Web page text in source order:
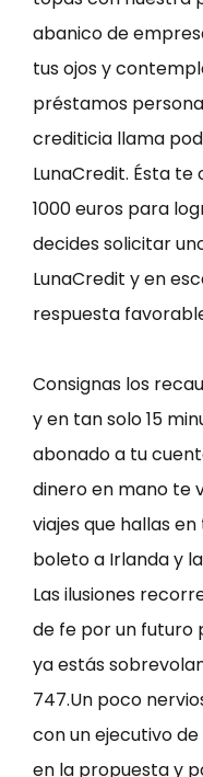
abanico de
tus ojos y
préstamos
crediticia llama
LunaCredit. Ésta
1000 euros para
decides solicitar
LunaCredit y en
respuesta
Consignas los
y en tan solo 15
abonado a tu
dinero en mano te
viajes que hallas
boleto a Irlanda y
Las ilusiones
de fe por un futuro
ya estás
747.Un poco
con un ejecutivo
en la propuesta y